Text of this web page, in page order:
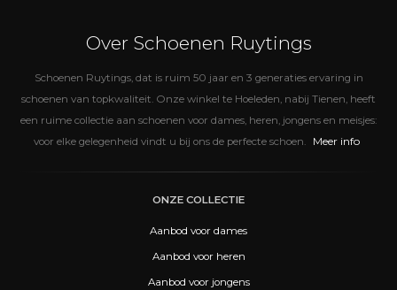
Over Schoenen Ruytings
Schoenen Ruytings, dat is ruim 50 jaar en 3 generaties ervaring in
schoenen van topkwaliteit. Onze winkel te Hoeleden, nabij Tienen, heeft
een ruime collectie aan schoenen voor dames, heren, jongens en meisjes:
voor elke gelegenheid vindt u bij ons de perfecte schoen.
Meer info
ONZE COLLECTIE
Aanbod voor dames
Aanbod voor heren
Aanbod voor jongens